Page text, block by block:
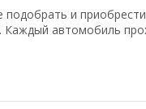
и приобрести
Каждый автомобиль